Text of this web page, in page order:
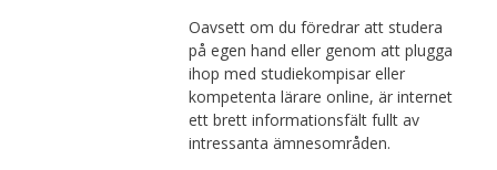
Oavsett om du föredrar att studera
på egen hand eller genom att plugga
ihop med studiekompisar eller
kompetenta lärare online, är internet
ett brett informationsfält fullt av
intressanta ämnesområden.